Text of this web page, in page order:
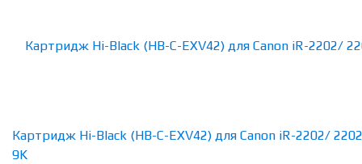
Картридж Hi-Black (HB-C-EXV42) для Canon iR-2202/
9K